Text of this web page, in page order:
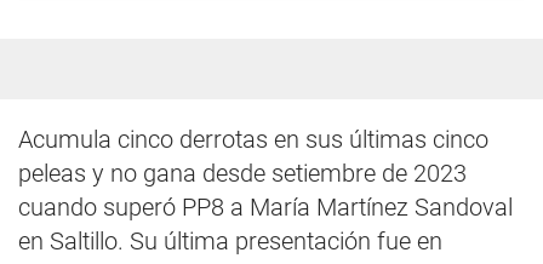
Acumula cinco derrotas en sus últimas cinco
peleas y no gana desde setiembre de 2023
cuando superó PP8 a María Martínez Sandoval
en Saltillo. Su última presentación fue en